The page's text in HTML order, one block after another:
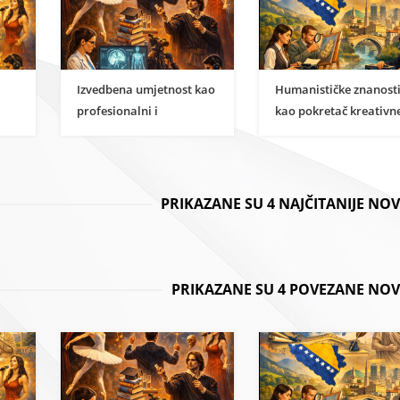
Izvedbena umjetnost kao
profesionalni i
Humanističke
kao pokretač
PRIKAZANE SU 4 NAJČITANIJE
PRIKAZANE SU 4 POVEZANE